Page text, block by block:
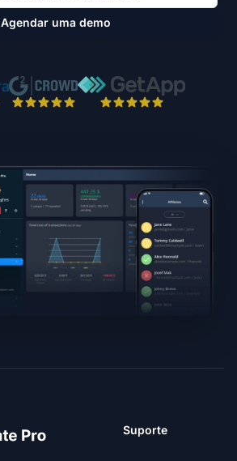
Agendar uma demo
Suporte